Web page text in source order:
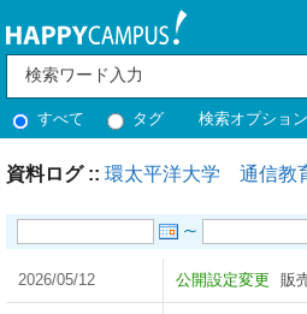
すべて タグ 検索オプション
資料ログ :: 環太平洋大学 通信
2026/05/12 公開設定変更 販